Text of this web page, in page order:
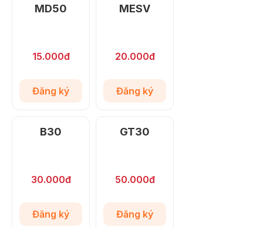
MD50
15.000đ
Đăng ký
MESV
20.000đ
Đăng ký
B30
30.000đ
Đăng ký
GT30
50.000đ
Đăng ký